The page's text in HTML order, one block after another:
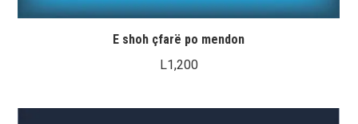
E shoh çfarë po mendon
L1,200